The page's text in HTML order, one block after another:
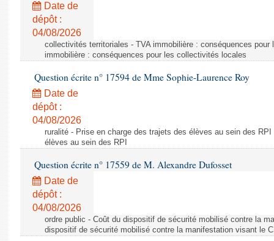
Date de
dépôt :
04/08/2026
collectivités territoriales - TVA immobilière : conséquences
immobilière : conséquences pour les collectivités locales
Question écrite n° 17594 de Mme Sophie-Laurence Roy
Date de
dépôt :
04/08/2026
ruralité - Prise en charge des trajets des élèves au sein des
élèves au sein des RPI
Question écrite n° 17559 de M. Alexandre Dufosset
Date de
dépôt :
04/08/2026
ordre public - Coût du dispositif de sécurité mobilisé contre la
dispositif de sécurité mobilisé contre la manifestation visant le